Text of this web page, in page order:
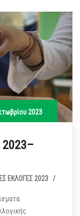
2023
2023–
ΕΚΛΟΓΈΣ 2023 /